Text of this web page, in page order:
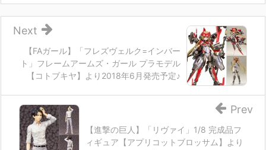
【FAガール】「フレズヴェルク=インバー
ト」フレームアームズ・ガール プラモデル
【コトブキヤ】より2018年6月発売予定♪
Next
【進撃の巨人】「リヴァイ」1/8 完成品フ
ィギュア【アプリコットブロッサム】より
Prev